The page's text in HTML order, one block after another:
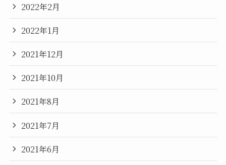
2022年2月
2022年1月
2021年12月
2021年10月
2021年8月
2021年7月
2021年6月